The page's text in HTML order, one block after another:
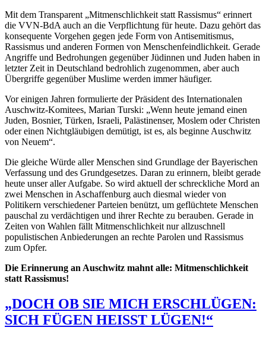
Mit dem Transparent „Mitmenschlichkeit statt Rassismus“ erinnert
die VVN-BdA auch an die Verpflichtung für heute. Dazu gehört das
konsequente Vorgehen gegen jede Form von Antisemitismus,
Rassismus und anderen Formen von Menschenfeindlichkeit. Gerade
Angriffe und Bedrohungen gegenüber Jüdinnen und Juden haben in
letzter Zeit in Deutschland bedrohlich zugenommen, aber auch
Übergriffe gegenüber Muslime werden immer häufiger.
Vor einigen Jahren formulierte der Präsident des Internationalen
Auschwitz-Komitees, Marian Turski: „Wenn heute jemand einen
Juden, Bosnier, Türken, Israeli, Palästinenser, Moslem oder Christen
oder einen Nichtgläubigen demütigt, ist es, als beginne Auschwitz
von Neuem“.
Die gleiche Würde aller Menschen sind Grundlage der Bayerischen
Verfassung und des Grundgesetzes. Daran zu erinnern, bleibt gerade
heute unser aller Aufgabe. So wird aktuell der schreckliche Mord an
zwei Menschen in Aschaffenburg auch diesmal wieder von
Politikern verschiedener Parteien benützt, um geflüchtete Menschen
pauschal zu verdächtigen und ihrer Rechte zu berauben. Gerade in
Zeiten von Wahlen fällt Mitmenschlichkeit nur allzuschnell
populistischen Anbiederungen an rechte Parolen und Rassismus
zum Opfer.
Die Erinnerung an Auschwitz mahnt alle: Mitmenschlichkeit
statt Rassismus!
„DOCH OB SIE MICH ERSCHLÜGEN:
SICH FÜGEN HEISST LÜGEN!“